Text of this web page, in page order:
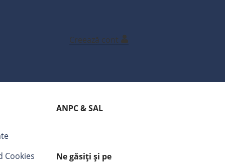
Creează cont
Cookies
ANPC & SAL
Ne găsiți și pe